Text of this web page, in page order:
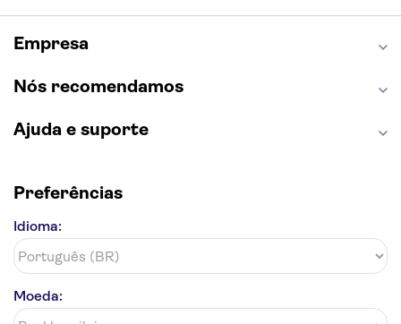
Sagrada Família
Estátua da Liberdade
Empire State Building
Burj Khalifa
Discovery Cove
Empresa
Nós recomendamos
Ajuda e suporte
Preferências
Idioma:
Moeda: